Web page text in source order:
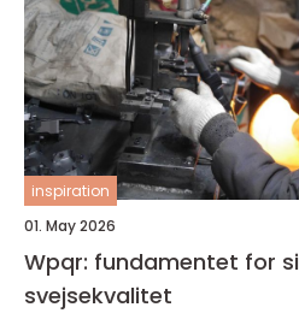
inspiration
01. May 2026
Wpqr: fundamentet for
svejsekvalitet